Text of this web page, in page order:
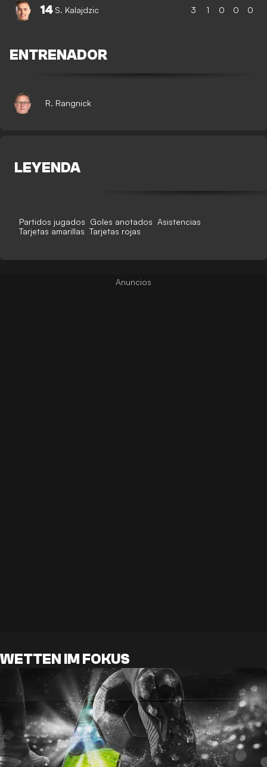
14 S. Kalajdzic 3 1 0 0 0
ENTRENADOR
R. Rangnick
LEYENDA
Partidos jugados Goles anotados Asistencias
Tarjetas amarillas Tarjetas rojas
WETTEN IM FOKUS